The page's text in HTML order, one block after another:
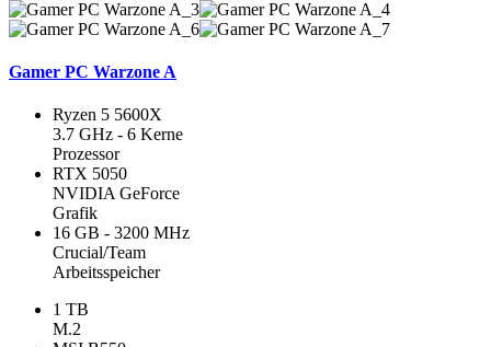
Gamer PC Warzone A
Ryzen 5 5600X
3.7 GHz - 6 Kerne
Prozessor
RTX 5050
NVIDIA GeForce
Grafik
16 GB - 3200 MHz
Crucial/Team
Arbeitsspeicher
1 TB
M.2